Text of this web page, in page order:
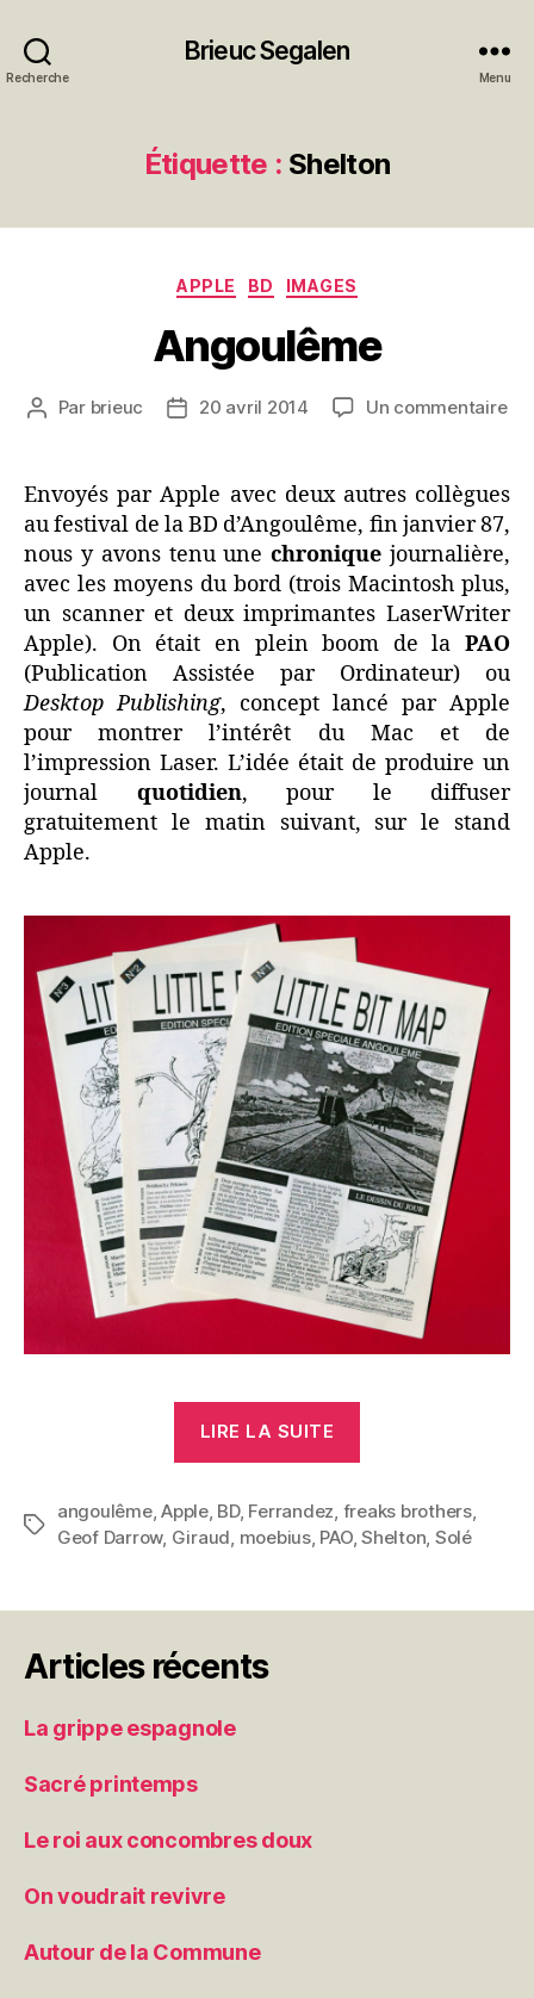
Recherche
Brieuc Segalen
Menu
Étiquette : Shelton
Catégories
APPLE BD IMAGES
Angoulême
Auteur
Par brieuc
Date20 avril 2014 Un commentairesur
Envoyés par Apple avec deux autres collègues
au festival de la BD d’Angoulême, fin janvier 87,
nous y avons tenu unechronique journalière,
avec les moyens du bord (trois Macintosh plus,
un scanner et deux imprimantes LaserWriter
Apple). On était en plein boom de la PAO
(Publication Assistée par Ordinateur) ou
Desktop Publishing, concept lancé par Apple
pour montrer l’intérêt du Mac et de
l’impression Laser. L’idée était de produire un
journal quotidien, pour le diffuser
gratuitement le matin suivant, sur le stand
Apple.
LIRE LA SUITE
Étiquettes
angoulême,Apple, BD, Ferrandez freaks brothers,
Geof Darrow, Giraud moebius, PAO,Shelton Solé
Articles récents
La grippe espagnole
Sacré printemps
Le roi aux concombres doux
On voudrait revivre
Autour de la Commune